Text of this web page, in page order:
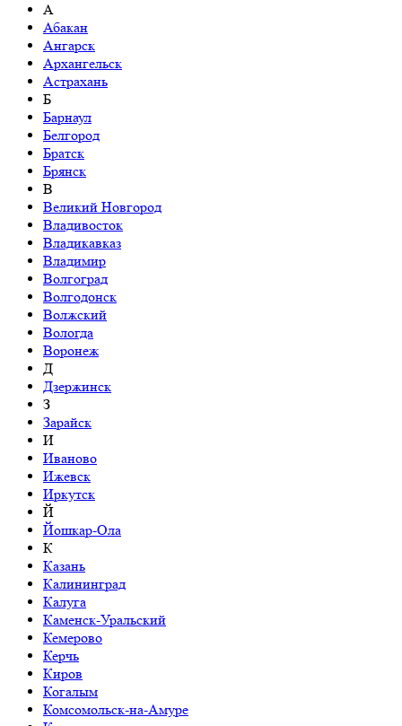
А
Абакан
Ангарск
Архангельск
Астрахань
Б
Барнаул
Белгород
Братск
Брянск
В
Великий Новгород
Владивосток
Владикавказ
Владимир
Волгоград
Волгодонск
Волжский
Вологда
Воронеж
Д
Дзержинск
З
Зарайск
И
Иваново
Ижевск
Иркутск
Й
Йошкар-Ола
К
Казань
Калининград
Калуга
Каменск-Уральский
Кемерово
Керчь
Киров
Когалым
Комсомольск-на-Амуре